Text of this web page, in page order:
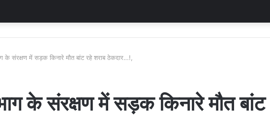
के संरक्षण में सड़क किनारे मौत बांट रहे शराब ठेकदार…!,
के संरक्षण में सड़क किनारे मौत बांट